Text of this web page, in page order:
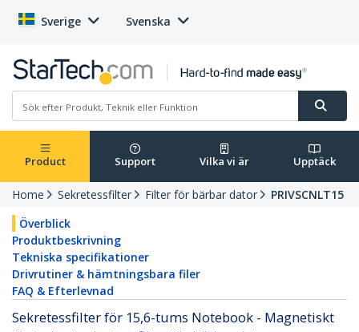
Sverige Svenska
Product Support Vilka vi är Upptäck
Home Sekretessfilter Filter för bärbar dator
PRIVSCNLT15
Överblick
Produktbeskrivning
Tekniska specifikationer
Drivrutiner & hämtningsbara filer
FAQ & Efterlevnad
Sekretessfilter för 15,6-tums Notebook - Magnetiskt